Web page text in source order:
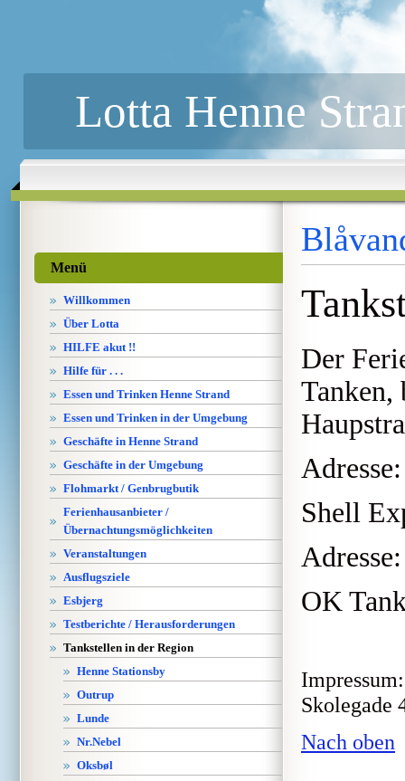
Lotta Henne
Menü
Willkommen
Über Lotta
HILFE akut !!
Hilfe für . . .
Essen und Trinken Henne Strand
Essen und Trinken in der Umgebung
Geschäfte in Henne Strand
Geschäfte in der Umgebung
Flohmarkt / Genbrugbutik
Ferienhausanbieter /
Übernachtungsmöglichkeiten
Veranstaltungen
Ausflugsziele
Esbjerg
Testberichte / Herausforderungen
Tankstellen in der Region
Henne Stationsby
Outrup
Lunde
Nr.Nebel
Oksbøl
Der
Tanken,
Adresse:
Shell
OK
Skolegade
Nach oben